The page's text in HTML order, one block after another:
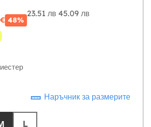
48%
23.51 лв 45.09 лв
Наръчник за размерите
L